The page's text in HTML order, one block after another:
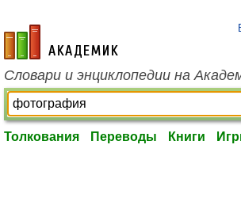
academic.ru
Словари и энциклопедии на
Толкования Переводы Книги